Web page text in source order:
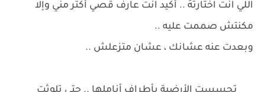
اللي انت اختارتهُ .. أكيد انت عارف قُصي أكتر مني وإلا
مكنتش صممت عليه ..
وبعدت عنه عشانك ، عشان متزعلش ..